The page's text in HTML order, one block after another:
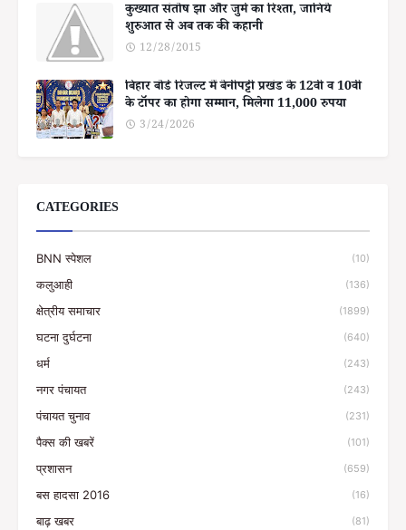
कुख्यात संतोष झा और जुर्म का रिश्ता, जानिये
शुरुआत से अब तक की कहानी
12/28/2015
बिहार बोर्ड रिजल्ट में बेनीपट्टी प्रखंड के 12वीं व 10वीं
के टॉपर का होगा सम्मान, मिलेगा 11,000 रुपया
3/24/2026
CATEGORIES
BNN स्पेशल (10)
कलुआही (136)
क्षेत्रीय समाचार (1899)
घटना दुर्घटना (640)
धर्म (243)
नगर पंचायत (243)
पंचायत चुनाव (231)
पैक्स की खबरें (101)
प्रशासन (659)
बस हादसा 2016 (16)
बाढ़ खबर (81)